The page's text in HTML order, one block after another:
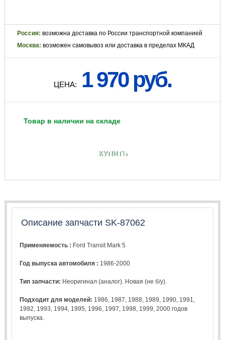
Россия: возможна доставка по России транспортной компанией
Москва: возможен самовывоз или доставка в пределах МКАД
ЦЕНА: 1 970 руб.
Товар в наличии на складе
КУПИТЬ
Описание запчасти SK-87062
Применяемость : Ford Transit Mark 5
Год выпуска автомобиля : 1986-2000
Тип запчасти: Неоригинал (аналог). Новая (не б/у).
Подходит для моделей: 1986 1987 1988 1989 1990 1991
1992 1993 1994 1995 1996 1997 1998 1999 ,2000 годов
выпуска.